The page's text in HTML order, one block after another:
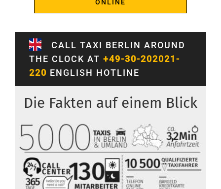
ONLINE
CALL TAXI BERLIN AROUND
THE CLOCK AT +49-30-202021-
220 ENGLISH HOTLINE
Die Fakten auf einem Blick